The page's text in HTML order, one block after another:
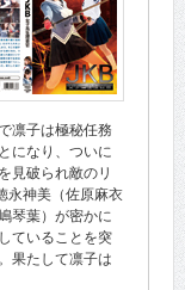
凛子は極秘任務
になり、ついに
見破られ敵のリ
永神美（佐原麻衣
琴葉）が密かに
ていることを突
果たして凛子は